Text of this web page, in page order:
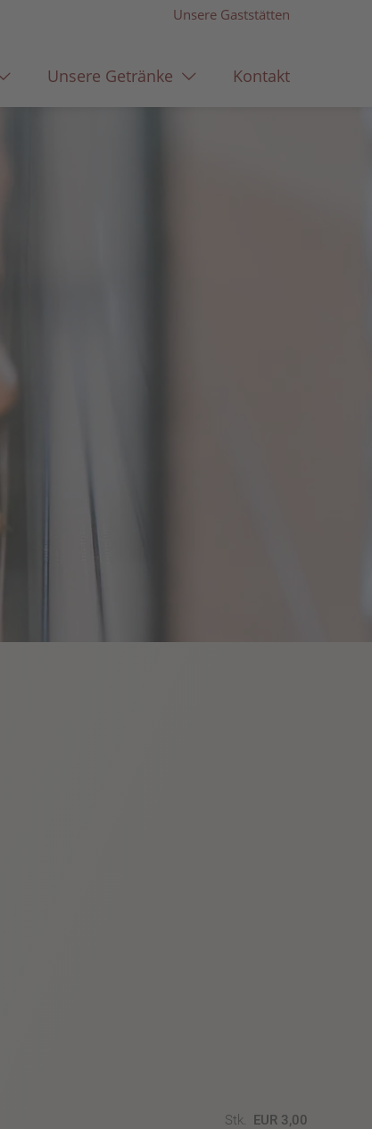
Unsere Gaststätten
Unsere Getränke Kontakt
Stk. EUR 3,00